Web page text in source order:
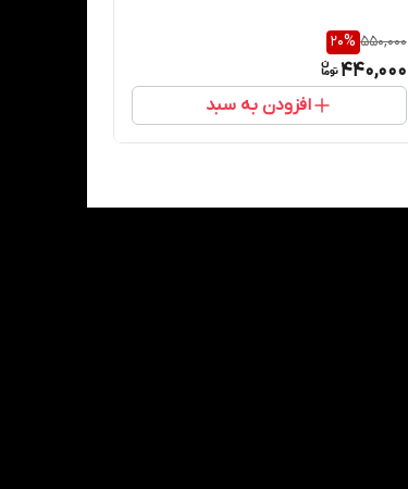
550,000
20%
440,000
افزودن به سبد